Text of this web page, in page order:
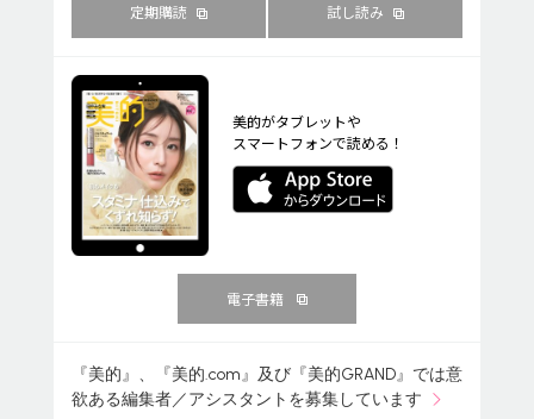
定期購読 試し読み
美的がタブレットや
スマートフォンで読める！
電子書籍
『美的』、『美的.com』及び『美的GRAND』では意
欲ある編集者／アシスタントを募集しています